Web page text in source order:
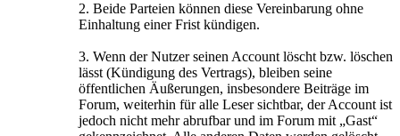
2. Beide Parteien können diese Vereinbarung ohne
Einhaltung einer Frist kündigen.
3. Wenn der Nutzer seinen Account löscht bzw. löschen
lässt (Kündigung des Vertrags), bleiben seine
öffentlichen Äußerungen, insbesondere Beiträge im
Forum, weiterhin für alle Leser sichtbar, der Account ist
jedoch nicht mehr abrufbar und im Forum mit „Gast“